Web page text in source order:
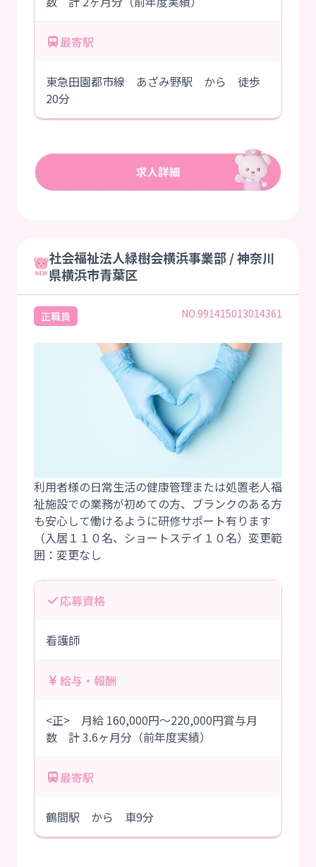
最寄駅
東急田園都市線 あざみ野駅 から 徒歩
20分
社会福祉法人緑樹会横浜事業部 / 神奈川
県横浜市青葉区
正職員 NO.991415013014361
利用者様の日常生活の健康管理または処置老人福
祉施設での業務が初めての方、ブランクのある方
も安心して働けるように研修サポート有ります
（入居１１０名、ショートステイ１０名）変更範
応募資格
看護師
給与・報酬
<正> 月給 160,000円～220,000円賞与月
数 計 3.6ヶ月分（前年度実績）
最寄駅
鶴間駅 から 車9分